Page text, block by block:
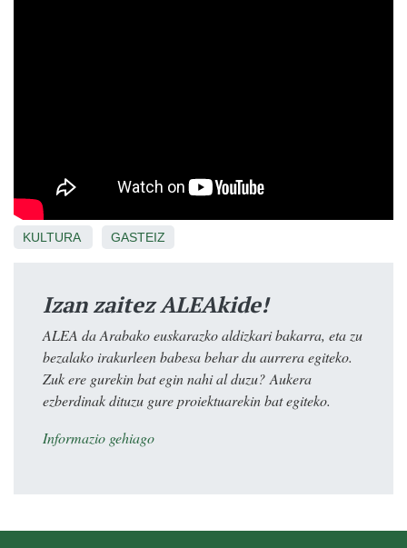
KULTURA GASTEIZ
Izan zaitez ALEAkide!
ALEA da Arabako euskarazko aldizkari bakarra, eta zu
bezalako irakurleen babesa behar du aurrera egiteko.
Zuk ere gurekin bat egin nahi al duzu? Aukera
ezberdinak dituzu gure proiektuarekin bat egiteko.
Informazio gehiago